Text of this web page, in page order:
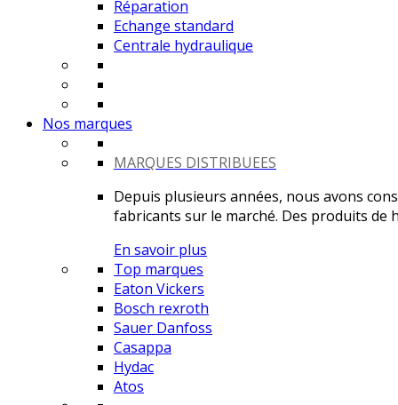
Réparation
Echange standard
Centrale hydraulique
Nos marques
MARQUES DISTRIBUEES
Depuis plusieurs années, nous avons
fabricants sur le marché. Des produits de
En savoir plus
Top marques
Eaton Vickers
Bosch rexroth
Sauer Danfoss
Casappa
Hydac
Atos